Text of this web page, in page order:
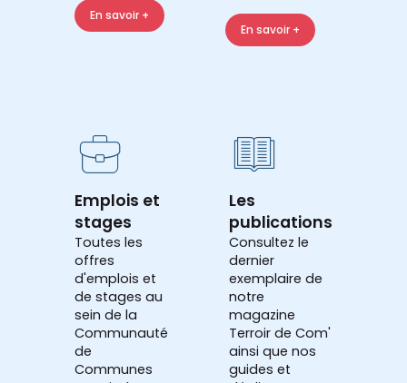
En savoir +
En savoir +
Emplois et
stages
Toutes les
offres
d'emplois et
de stages au
sein de la
Communauté
de
Communes
Les
publications
Consultez le
dernier
exemplaire de
notre
magazine
Terroir de Com'
ainsi que nos
guides et